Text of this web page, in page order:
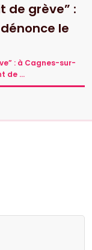
de grève” :
le
: à Cagnes-sur-
de …